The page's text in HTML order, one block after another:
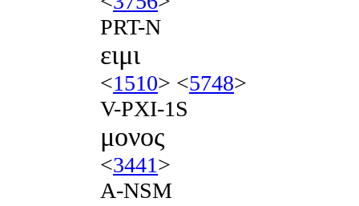
PRT-N
ειμι
<1510> <5748>
V-PXI-1S
μονος
<3441>
A-NSM